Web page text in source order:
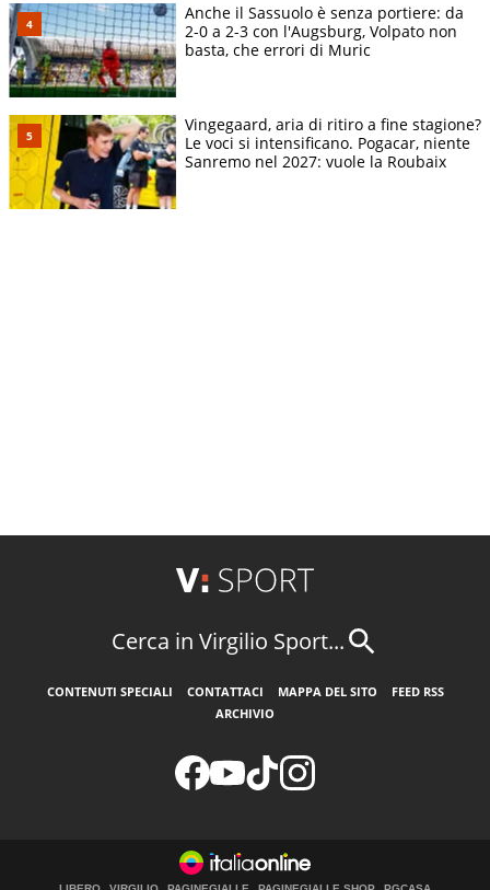
Anche il Sassuolo è senza portiere: da
2-0 a 2-3 con l'Augsburg, Volpato non
basta, che errori di Muric
Vingegaard, aria di ritiro a fine stagione?
Le voci si intensificano. Pogacar, niente
Sanremo nel 2027: vuole la Roubaix
Cerca in Virgilio Sport...
CONTENUTI SPECIALI CONTATTACI MAPPA DEL SITO
FEED RSS
ARCHIVIO